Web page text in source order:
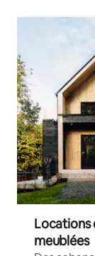
Locations
meublées